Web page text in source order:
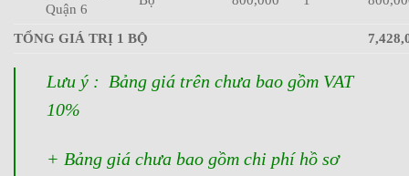
Quận 6
TỔNG GIÁ TRỊ 1 BỘ
Lưu ý : Bảng giá trên chưa bao gồm VAT
10%
+ Bảng giá chưa bao gồm chi phí hồ sơ